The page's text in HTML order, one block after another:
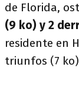
de Florida,
(9 ko) y 2
residente en
triunfos (7